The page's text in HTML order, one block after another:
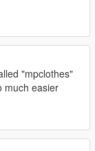
"mpclothes"
much easier